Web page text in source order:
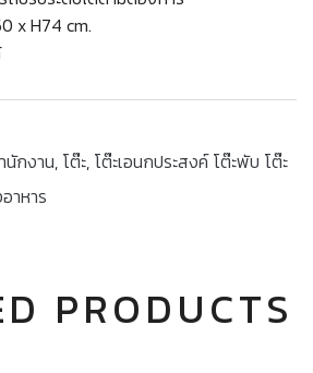
x H74 cm.
นักงาน, โต๊ะ, โต๊ะเอนกประสงค์ โต๊ะพับ โต๊ะ
าหาร
PRODUCTS